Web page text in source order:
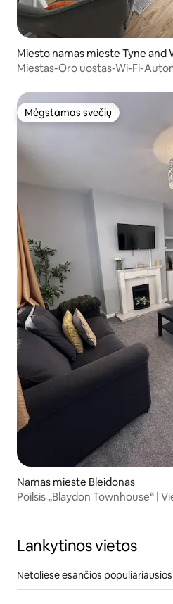
Miesto namas mieste Tyne and
Miestas-Oro uostas-Wi-Fi-
Mėgstamas svečių
Mėgstamas svečių
Namas mieste Bleidonas
Poilsis „Blaydon Townhouse“ |
Lankytinos vietos
Netoliese esančios